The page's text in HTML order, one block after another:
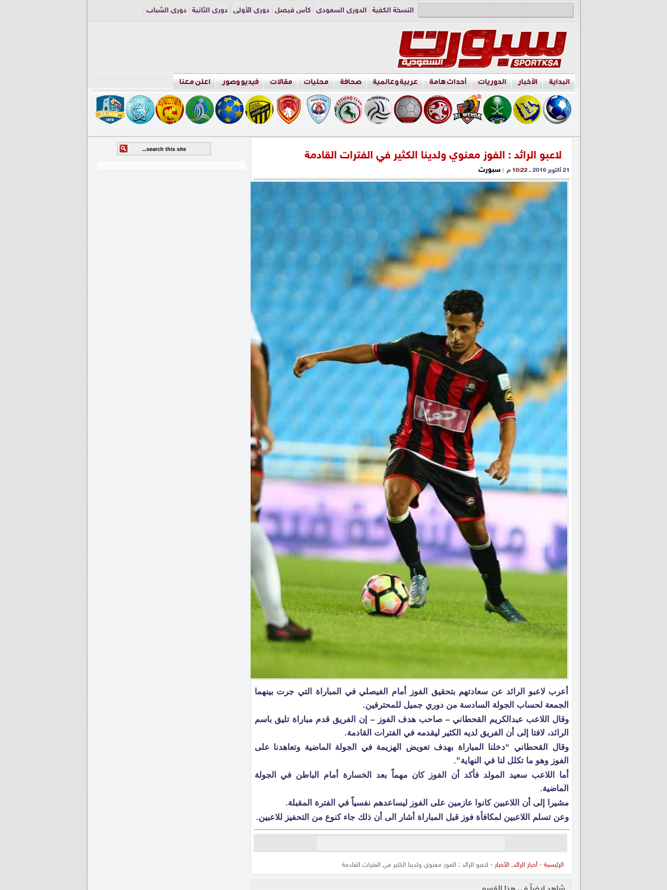
النسخة الكفية الدوري السعودي كأس فيصل دوري الأولى دوري الثانية
دوري الشباب
البداية الأخبار الدوريات أحداث هامة عربية وعالمية صحافة محليات مقالات فيديو وصور اعلن معنا
لاعبو الرائد : الفوز معنوي ولدينا الكثير في الفترات القادمة
21 أكتوبر 2016 ــ 10:22 م | سبورت
أعرب لاعبو الرائد عن سعادتهم بتحقيق الفوز أمام الفيصلي في المباراة التي جرت بينهما
الجمعة لحساب الجولة السادسة من دوري جميل للمحترفين.
وقال اللاعب عبدالكريم القحطاني – صاحب هدف الفوز – إن الفريق قدم مباراة تليق باسم
الرائد، لافتا إلى أن الفريق لديه الكثير ليقدمه في الفترات القادمة.
وقال القحطاني “دخلنا المباراة بهدف تعويض الهزيمة في الجولة الماضية وتعاهدنا على
الفوز وهو ما تكلل لنا في النهاية”.
أما اللاعب سعيد المولد فأكد أن الفوز كان مهماً بعد الخسارة أمام الباطن في الجولة
الماضية.
مشيرا إلى أن اللاعبين كانوا عازمين على الفوز ليساعدهم نفسياً في الفترة المقبلة.
وعن تسلم اللاعبين لمكافأة فوز قبل المباراة أشار الى أن ذلك جاء كنوع من التحفيز للاعبين.
الرئيسية -أخبار الرائد, الأخبار - لاعبو الرائد : الفوز معنوي ولدينا الكثير في الفترات القادمة